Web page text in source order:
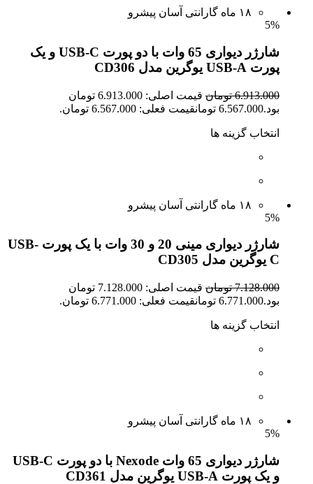
۱۸ ماه گارانتی آسان پیشرو
5%
شارژر دیواری 65 وات با دو پورت USB-C و یک
پورت USB-A یوگرین مدل CD306
6.913.000 تومان
قیمت اصلی: 6.913.000 تومان
بود.6.567.000 تومانقیمت فعلی: 6.567.000 تومان.
انتخاب گزینه ها
۱۸ ماه گارانتی آسان پیشرو
5%
شارژر دیواری مینی 20 و 30 وات با یک پورت USB-
C یوگرین مدل CD305
7.128.000 تومان
قیمت اصلی: 7.128.000 تومان
بود.6.771.000 تومانقیمت فعلی: 6.771.000 تومان.
انتخاب گزینه ها
۱۸ ماه گارانتی آسان پیشرو
5%
شارژر دیواری 65 وات Nexode با دو پورت USB-C
و یک پورت USB-A یوگرین مدل CD361